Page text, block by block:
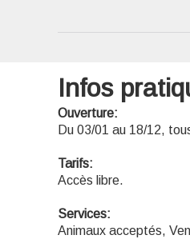
Infos
Ouverture:
Du 03/01 au 18/12,
Tarifs:
Accès libre.
Services:
Animaux acceptés,